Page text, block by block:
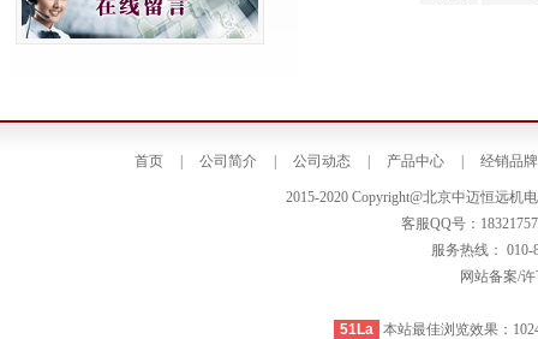
首页 公司简介 公司动态 产品中心 经销品牌
2015-2020 Copyright@北京中迈恒远机
客服QQ号：
服务热线： 010-
网站备案/
51La 本站最佳浏览效果：